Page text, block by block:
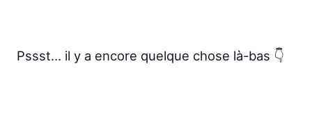
Pssst… il y a encore quelque chose là-bas 👇